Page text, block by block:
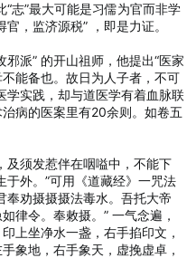
“志”最大可能是习儒为官而非学
，监济源税” ，即是力证。
邪派” 的开山祖师，他提出“医家
能备也。故日为人子者，不可
学实践，却与道医学有着血脉联
病的医案里有20余则。如卷五
及须发惹伴在咽嗌中，不能下
于外。”可用《道藏经》一咒法
奉劝摄摄摄法毒水。吾托大帝
律令。奉敕摄。” 一气念遍，
上坐净水一盏，右手掐印文，
象地，右手象天，虚挽虚卓，